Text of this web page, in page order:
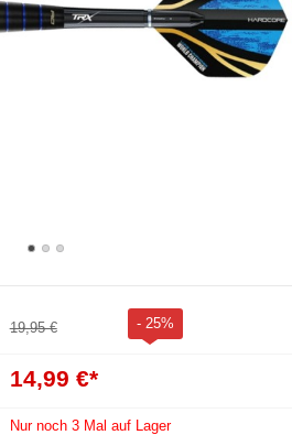
19,95 € - 25%
14,99 €*
Nur noch 3 Mal auf Lager